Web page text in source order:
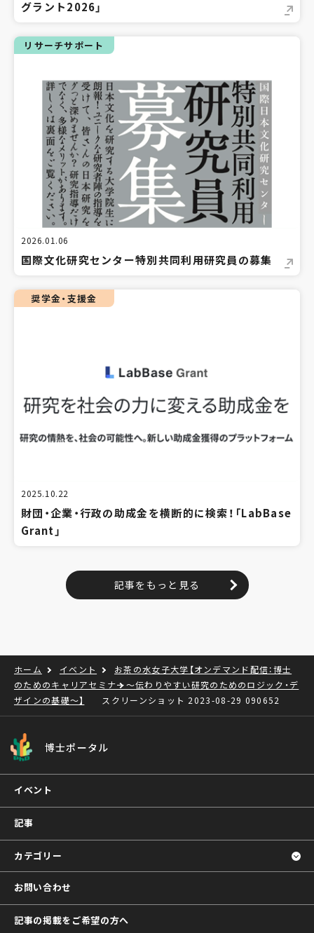
グラント2026」
リサーチサポート
2026.01.06
国際文化研究センター特別共同利用研究員の募集
奨学金・支援金
2025.10.22
財団・企業・行政の助成金を横断的に検索！「LabBase
Grant」
記事をもっと見る
ホーム イベント
お茶の水女子大学【オンデマンド配信：博士
のためのキャリアセミナー～伝わりやすい研究のためのロジック・デ
ザインの基礎～】
スクリーンショット 2023-08-29 090652
博士ポータル
イベント
記事
カテゴリー
お問い合わせ
記事の掲載をご希望の方へ